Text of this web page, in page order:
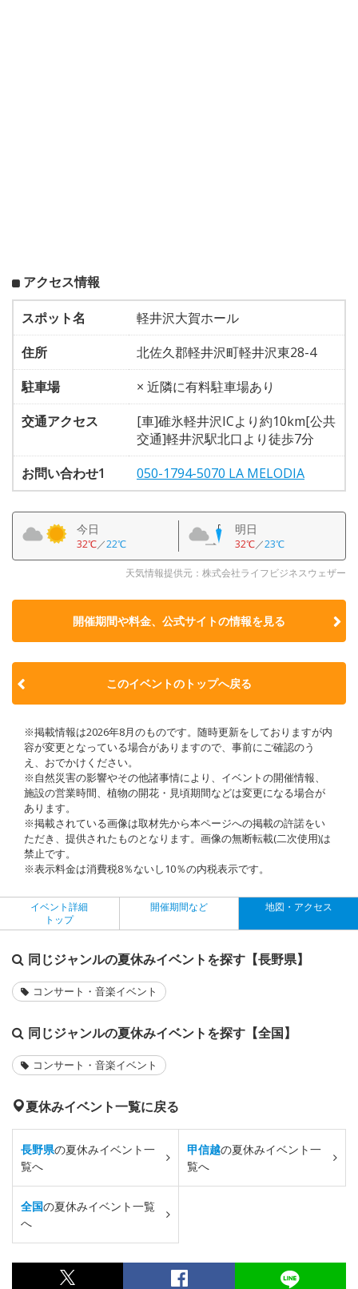
アクセス情報
スポット名
軽井沢大賀ホール
住所
北佐久郡軽井沢町軽井沢東28-4
駐車場
× 近隣に有料駐車場あり
交通アクセス
[車]碓氷軽井沢ICより約10km[公共
交通]軽井沢駅北口より徒歩7分
お問い合わせ1
050-1794-5070 LA MELODIA
今日
32℃／22℃
明日
32℃／23℃
天気情報提供元：株式会社ライフビジネスウェザー
開催期間や料金、公式サイトの情報を見る
このイベントのトップへ戻る
※掲載情報は2026年8月のものです。随時更新をしておりますが内
容が変更となっている場合がありますので、事前にご確認のう
え、おでかけください。
※自然災害の影響やその他諸事情により、イベントの開催情報、
施設の営業時間、植物の開花・見頃期間などは変更になる場合が
あります。
※掲載されている画像は取材先から本ページへの掲載の許諾をい
ただき、提供されたものとなります。画像の無断転載(二次使用)は
禁止です。
※表示料金は消費税8％ないし10％の内税表示です。
イベント詳細
トップ
開催期間など 地図・アクセス
同じジャンルの夏休みイベントを探す【長野県】
コンサート・音楽イベント
同じジャンルの夏休みイベントを探す【全国】
コンサート・音楽イベント
夏休みイベント一覧に戻る
長野県の夏休みイベント一
覧へ
甲信越の夏休みイベント一
覧へ
全国の夏休みイベント一覧
へ